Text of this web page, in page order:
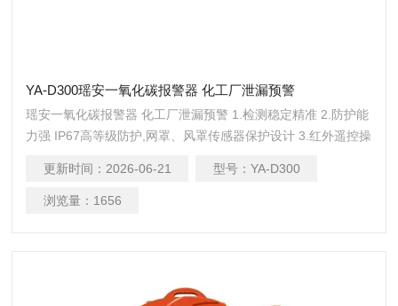
YA-D300瑶安一氧化碳报警器 化工厂泄漏预警
瑶安一氧化碳报警器 化工厂泄漏预警 1.检测稳定精准 2.防护能
力强 IP67高等级防护,网罩、风罩传感器保护设计 3.红外遥控操
多样 支持4-20mA，RS485，LoRa无线信号，PowerBus二总
线 5.LoRa无线通讯低功耗、免布线、抗干扰,传输距离3-5公
更新时间： 2026-06-21 型号： YA-D300
浏览量： 1656